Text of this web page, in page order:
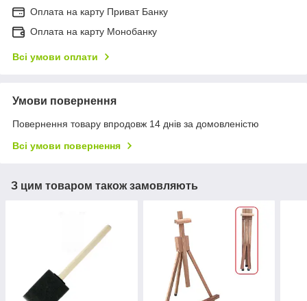
Оплата на карту Приват Банку
Оплата на карту Монобанку
Всі умови оплати
Умови повернення
Повернення товару впродовж 14 днів за домовленістю
Всі умови повернення
З цим товаром також замовляють